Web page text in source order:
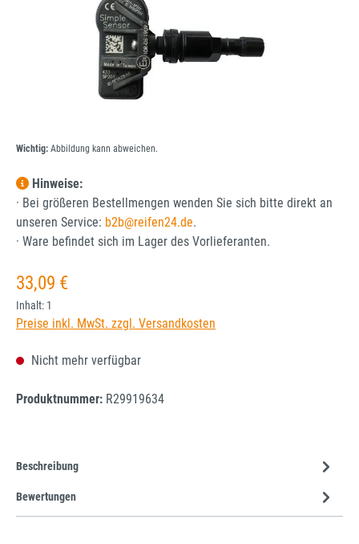
Wichtig: Abbildung kann abweichen.
Hinweise:
· Bei größeren Bestellmengen wenden Sie sich bitte direkt an
unseren Service: b2b@reifen24.de.
· Ware befindet sich im Lager des Vorlieferanten.
Regulärer Preis:
33,09 €
Inhalt: 1
Preise inkl. MwSt. zzgl. Versandkosten
Nicht mehr verfügbar
Produktnummer: R29919634
Beschreibung
Bewertungen